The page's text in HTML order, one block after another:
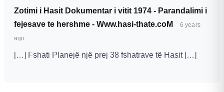
Zotimi i Hasit Dokumentar i vitit 1974 - Parandalimi i
fejesave te hershme - Www.hasi-thate.coM
6 years
ago
[…] Fshati Planejë një prej 38 fshatrave të Hasit […]